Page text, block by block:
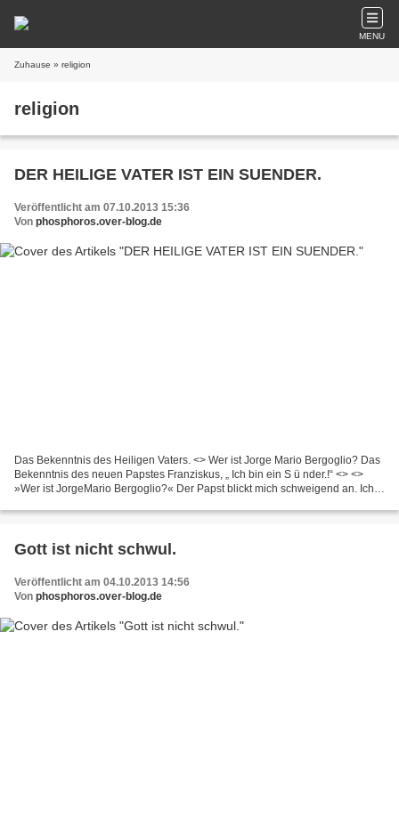
MENU
Zuhause » religion
religion
DER HEILIGE VATER IST EIN SUENDER.
Veröffentlicht am 07.10.2013 15:36
Von phosphoros.over-blog.de
Das Bekenntnis des Heiligen Vaters. <> Wer ist Jorge Mario Bergoglio? Das
Bekenntnis des neuen Papstes Franziskus, „ Ich bin ein S ü nder.!“ <> <>
»Wer ist JorgeMario Bergoglio?« Der Papst blickt mich schweigend an. Ich
Gott ist nicht schwul.
Veröffentlicht am 04.10.2013 14:56
Von phosphoros.over-blog.de